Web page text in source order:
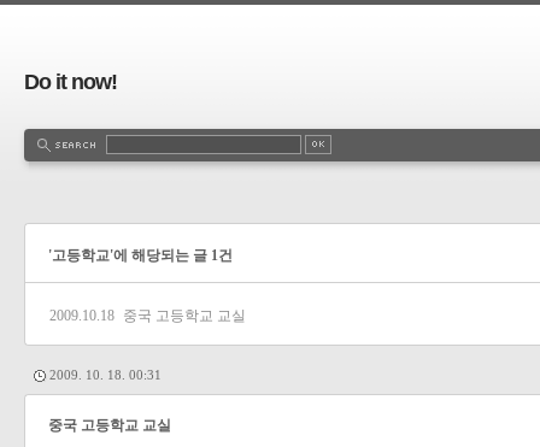
Do it now!
'고등학교'에 해당되는 글 1건
2009.10.18 중국 고등학교 교실
2009. 10. 18. 00:31
중국 고등학교 교실